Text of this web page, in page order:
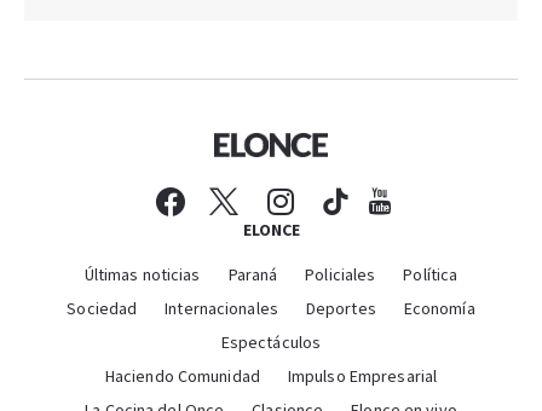
ELONCE
Últimas noticias Paraná Policiales
Política
Sociedad
Internacionales Deportes
Economía
Espectáculos
Haciendo Comunidad
Impulso Empresarial